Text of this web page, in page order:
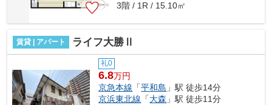
3階 / 1R / 15.10㎡
賃貸 | アパート ライフ大勝Ⅱ
礼0
6.8万円
京急本線 「平和島 」駅 徒歩14分
京浜東北線 「大森 」駅 徒歩11分